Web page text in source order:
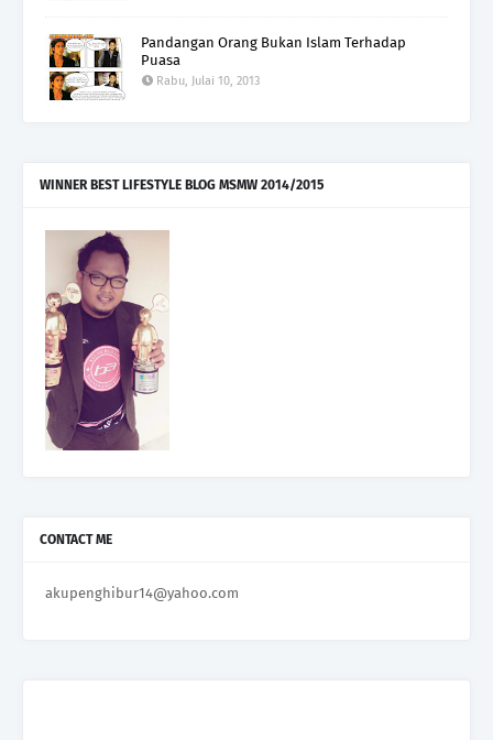
Pandangan Orang Bukan Islam Terhadap
Puasa
Rabu, Julai 10, 2013
WINNER BEST LIFESTYLE BLOG MSMW 2014/2015
CONTACT ME
akupenghibur14@yahoo.com